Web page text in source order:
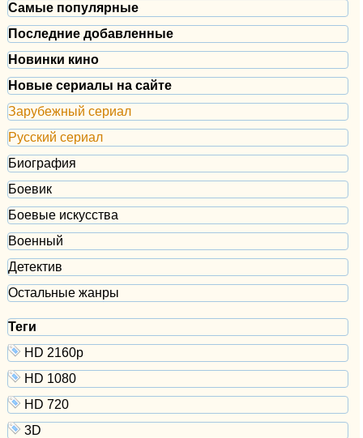
Самые популярные
Последние добавленные
Новинки кино
Новые сериалы на сайте
Зарубежный сериал
Русский сериал
Биография
Боевик
Боевые искусства
Военный
Детектив
Остальные жанры
Теги
HD 2160р
HD 1080
HD 720
3D